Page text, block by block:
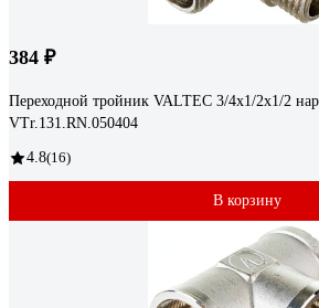
384 ₽
Переходной тройник VALTEC 3/4х1/2х1/2
VTr.131.RN.050404
4.8(16)
В корзину